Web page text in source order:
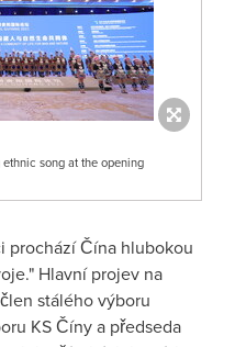
song at the opening
prochází Čína hlubokou
Hlavní projev na
stálého výboru
KS Číny a předseda